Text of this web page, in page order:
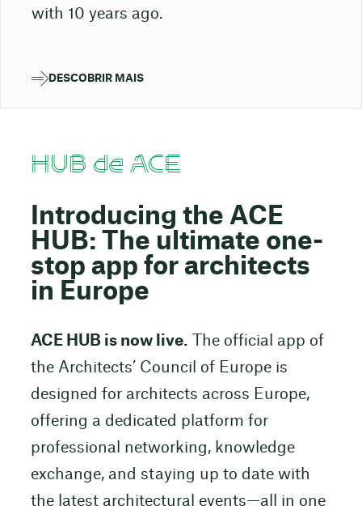
with 10 years ago.
DESCOBRIR MAIS
HUB de ACE
Introducing the ACE
HUB: The ultimate one-
stop app for architects
in Europe
ACE HUB is now live. The official app of
the Architects’ Council of Europe is
designed for architects across Europe,
offering a dedicated platform for
professional networking, knowledge
exchange, and staying up to date with
the latest architectural events—all in one